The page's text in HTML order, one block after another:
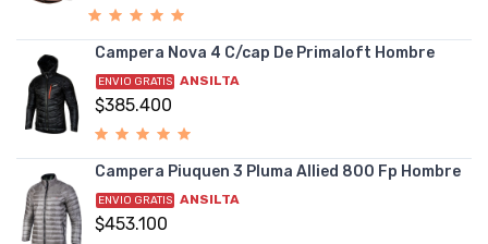
Campera Nova 4 C/cap De Primaloft Hombre
ENVIO GRATIS ANSILTA
$385.400
Campera Piuquen 3 Pluma Allied 800 Fp Hombre
ENVIO GRATIS ANSILTA
$453.100